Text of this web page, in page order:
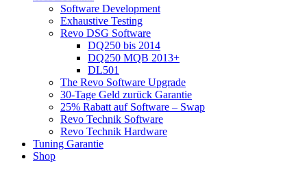
Software Development
Exhaustive Testing
Revo DSG Software
DQ250 bis 2014
DQ250 MQB 2013+
DL501
The Revo Software Upgrade
30-Tage Geld zurück Garantie
25% Rabatt auf Software – Swap
Revo Technik Software
Revo Technik Hardware
Tuning Garantie
Shop